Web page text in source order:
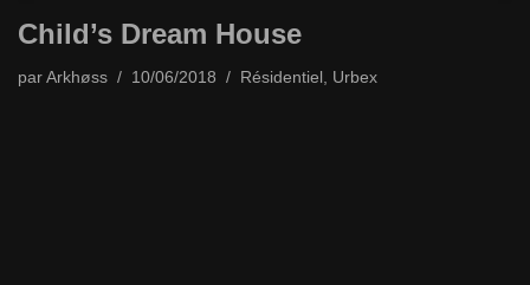
Child’s Dream House
par Arkhøss 10/06/2018 Résidentiel Urbex